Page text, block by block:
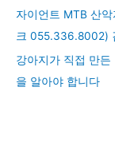
자이언트 MTB 산
크 055.336.8002)
강아지가 직접 만
을 알아야 합니다